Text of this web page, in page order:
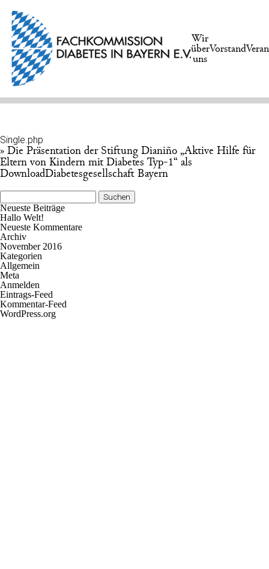
Wir
über
uns
Vorstand
Single.php
» Die Präsentation der Stiftung Dianiño „Aktive Hilfe für
Eltern von Kindern mit Diabetes Typ-1“ als
DownloadDiabetesgesellschaft Bayern
Suchen
nach:
Neueste Beiträge
Hallo Welt!
Neueste Kommentare
Archiv
November 2016
Kategorien
Allgemein
Meta
Anmelden
Eintrags-Feed
Kommentar-Feed
WordPress.org